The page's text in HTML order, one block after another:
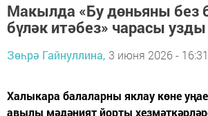
Макылда «Бу дөньяны без
бүләк итәбез» чарасы узды
Зөһрә Гайнуллина, 3 июня 2026 - 16:31
Халыкара балаларны яклау көне
авылы мәдәният йорты